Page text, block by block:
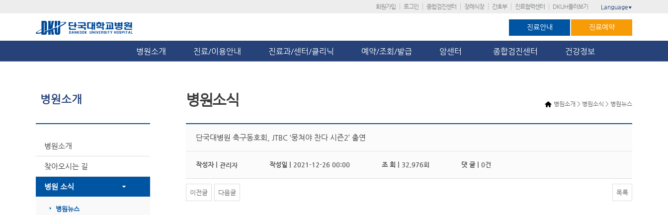
회원가입 로그인 종합검진센터 장례식장 간호부 진료협력센터 DKUH둘러보기 Language ▼
진료안내 진료예약
병원소개 진료/이용안내 진료과/센터/클리닉 예약/조회/발급 암센터 종합검진센터 건강정보
병원소개
병원소개
찾아오시는 길
병원 소식
병원뉴스
병원소개 > 병원소식 > 병원뉴스
병원소식
단국대병원 축구동호회, JTBC ‘뭉쳐야 찬다 시즌2’ 출연
작성자 | 관리자 작성일 | 2021-12-26 00:00 조 회 | 32,976회 댓 글 | 0건
이전글 다음글 목록